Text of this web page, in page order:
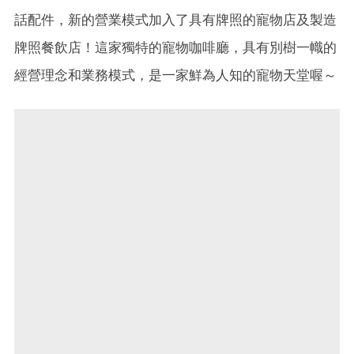
話配件，新的營業模式加入了具有牌照的寵物店及製造
牌照餐飲店！這家獨特的寵物咖啡廳，具有別樹一幟的
經營理念和業務模式，是一家鮮為人知的寵物天堂喔～